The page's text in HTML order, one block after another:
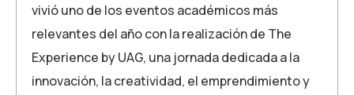
vivió uno de los eventos académicos más
relevantes del año con la realización de The
Experience by UAG, una jornada dedicada a la
innovación, la creatividad, el emprendimiento y